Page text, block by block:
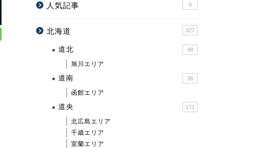
人気記事 9
北海道 327
道北 48
旭川エリア
道南 36
函館エリア
道央 171
北広島エリア
千歳エリア
室蘭エリア